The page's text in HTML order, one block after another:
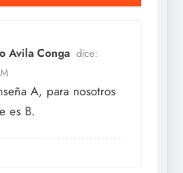
Avila Conga dice:
A, para nosotros
es B.